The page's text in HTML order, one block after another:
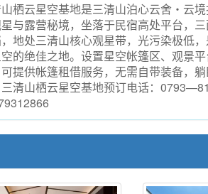
栖云星空基地是三清山泊心云舍・云
与露营秘境，坐落于民宿高处平台，
地处三清山核心观星带，光污染极低
的绝佳之地。设置星空帐篷区、观景
提供帐篷租借服务，无需自带装备，
清山栖云星空基地预订电话：